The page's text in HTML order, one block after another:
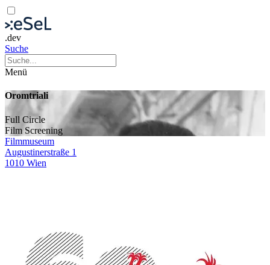
.dev
Suche
Menü
Oromtriali
Full Circle
FilmScreening
Filmmuseum
Augustinerstraße 1
1010 Wien